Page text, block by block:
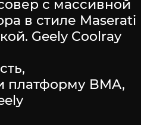
с массивной
в стиле Maserati
Geely Coolray
платформу BMA,